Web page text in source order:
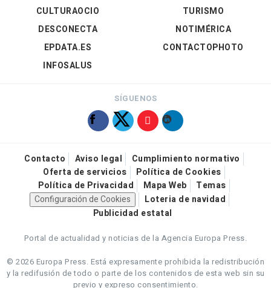
CULTURAOCIO
DESCONECTA
EPDATA.ES
INFOSALUS
TURISMO
NOTIMÉRICA
CONTACTOPHOTO
SÍGUENOS
Contacto Aviso legal
Cumplimiento normativo
Oferta de servicios
Política de Cookies
Política de Privacidad
Mapa Web
Temas
Configuración de Cookies
Loteria de navidad
Publicidad estatal
Portal de actualidad y noticias de la Agencia Europa Press.
© 2026 Europa Press. Está expresamente prohibida la redistribución
y la redifusión de todo o parte de los contenidos de esta web sin su
previo y expreso consentimiento.